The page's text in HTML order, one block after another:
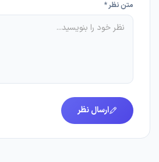
متن نظر *
ارسال نظر